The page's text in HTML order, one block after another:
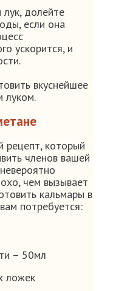
долейте
если она
ускорится, и
вкуснейшее
луком.
рецепт, который
членов вашей
чем вызывает
кальмары в
потребуется:
– 50мл
ложек